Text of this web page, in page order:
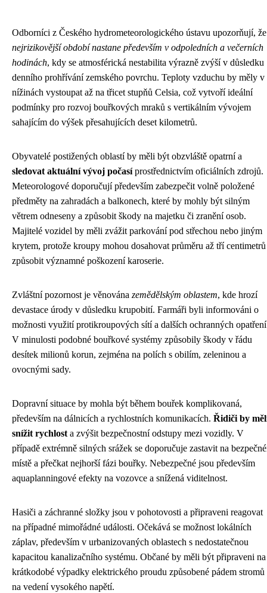
Odborníci z Českého hydrometeorologického ústavu upozorňují, že
nejrizikovější období nastane především v odpoledních a večerních
hodinách, kdy se atmosférická nestabilita výrazně zvýší v důsledku
denního prohřívání zemského povrchu. Teploty vzduchu by měly v
nížinách vystoupat až na třicet stupňů Celsia, což vytvoří ideální
podmínky pro rozvoj bouřkových mraků s vertikálním vývojem
sahajícím do výšek přesahujících deset kilometrů.
Obyvatelé postižených oblastí by měli být obzvláště opatrní a
sledovat aktuální vývoj počasíprostřednictvím oficiálních zdrojů.
Meteorologové doporučují především zabezpečit volně položené
předměty na zahradách a balkonech, které by mohly být silným
větrem odneseny a způsobit škody na majetku či zranění osob.
Majitelé vozidel by měli zvážit parkování pod střechou nebo jiným
krytem, protože kroupy mohou dosahovat průměru až tří centimetrů
způsobit významné poškození karoserie.
Zvláštní pozornost je věnována zemědělským oblastem, kde hrozí
devastace úrody v důsledku krupobití. Farmáři byli informováni o
možnosti využití protikroupových sítí a dalších ochranných
V minulosti podobné bouřkové systémy způsobily škody v řádu
desítek milionů korun, zejména na polích s obilím, zeleninou a
ovocnými sady.
Dopravní situace by mohla být během bouřek komplikovaná,
především na dálnicích a rychlostních komunikacích. Řidiči by
snížit rychlost a zvýšit bezpečnostní odstupy mezi vozidly. V
případě extrémně silných srážek se doporučuje zastavit na
místě a přečkat nejhorší fázi bouřky. Nebezpečné jsou především
aquaplanningové efekty na vozovce a snížená viditelnost.
Hasiči a záchranné složky jsou v pohotovosti a připraveni reagovat
na případné mimořádné události. Očekává se možnost lokálních
záplav, především v urbanizovaných oblastech s nedostatečnou
kapacitou kanalizačního systému. Občané by měli být připraveni na
krátkodobé výpadky elektrického proudu způsobené pádem stromů
na vedení vysokého napětí.